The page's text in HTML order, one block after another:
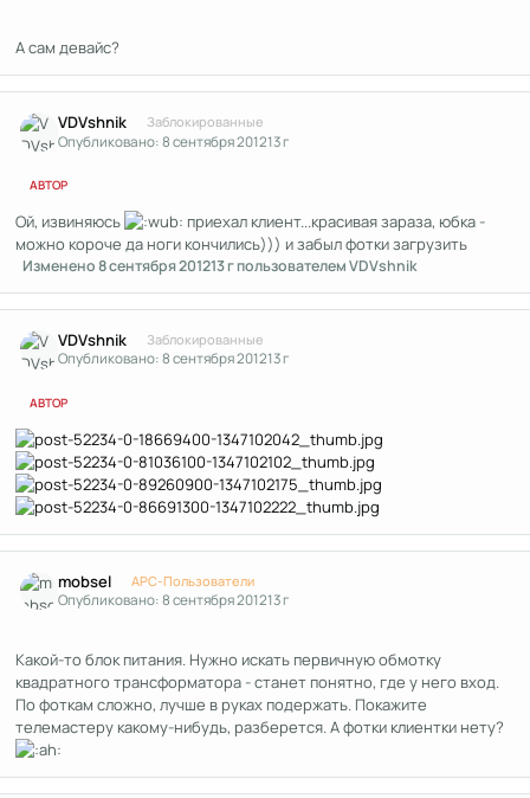
А сам девайс?
VDVshnik Заблокированные
Опубликовано:8 сентября 201213 г
АВТОР
Ой, извиняюсь
приехал клиент...красивая зараза, юбка -
можно короче да ноги кончились))) и забыл фотки загрузить
Изменено8 сентября 201213 гпользователем VDVshnik
VDVshnik Заблокированные
Опубликовано:8 сентября 201213 г
АВТОР
mobsel APC-Пользователи
Опубликовано:8 сентября 201213 г
Какой-то блок питания. Нужно искать первичную обмотку
квадратного трансформатора - станет понятно, где у него вход.
По фоткам сложно, лучше в руках подержать. Покажите
телемастеру какому-нибудь, разберется. А фотки клиентки нету?